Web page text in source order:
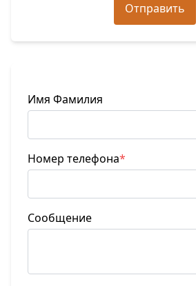
Отправить
Имя Фамилия
Номер телефона*
Сообщение